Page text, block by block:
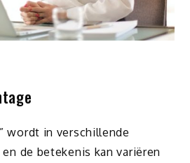
wordt in verschillende
de betekenis kan variëren